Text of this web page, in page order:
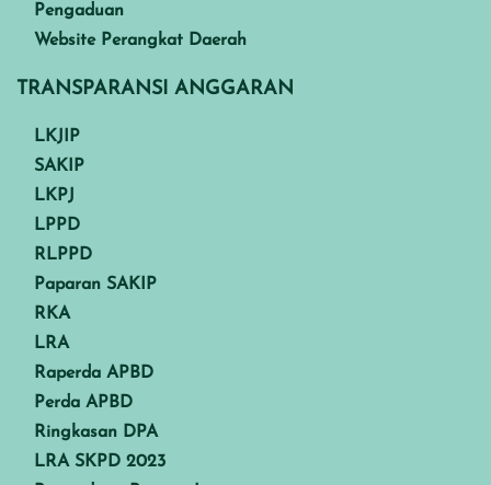
Pengaduan
Website Perangkat Daerah
TRANSPARANSI ANGGARAN
LKJIP
SAKIP
LKPJ
LPPD
RLPPD
Paparan SAKIP
RKA
LRA
Raperda APBD
Perda APBD
Ringkasan DPA
LRA SKPD 2023